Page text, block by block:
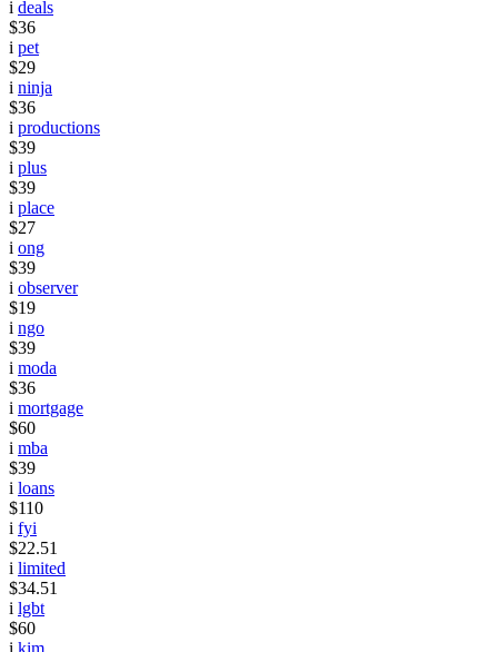
i deals
$36
i pet
$29
i ninja
$36
i productions
$39
i plus
$39
i place
$27
i ong
$39
i observer
$19
i ngo
$39
i moda
$36
i mortgage
$60
i mba
$39
i loans
$110
i fyi
$22.51
i limited
$34.51
i lgbt
$60